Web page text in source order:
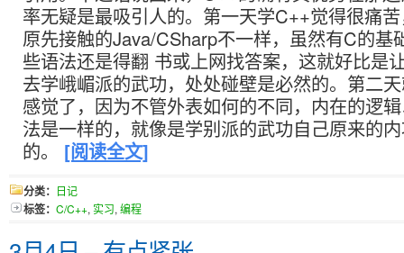
率无疑是最吸引人的。第一天学C++觉得很痛
原先接触的Java/CSharp不一样，虽然有C的基
些语法还是得翻 书或上网找答案，这就好比是
去学峨嵋派的武功，处处碰壁是必然的。第二
感觉了，因为不管外表如何的不同，内在的逻
法是一样的，就像是学别派的武功自己原来的
的。 [阅读全文]
分类： 日记
标签： C/C++, 实习, 编程